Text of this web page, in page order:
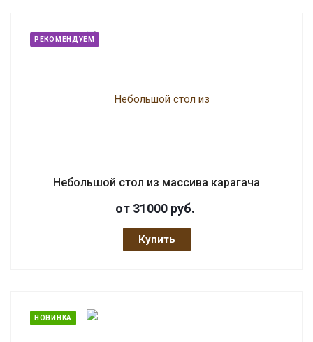
РЕКОМЕНДУЕМ
Небольшой стол из массива карагача
от 31000 руб.
Купить
НОВИНКА